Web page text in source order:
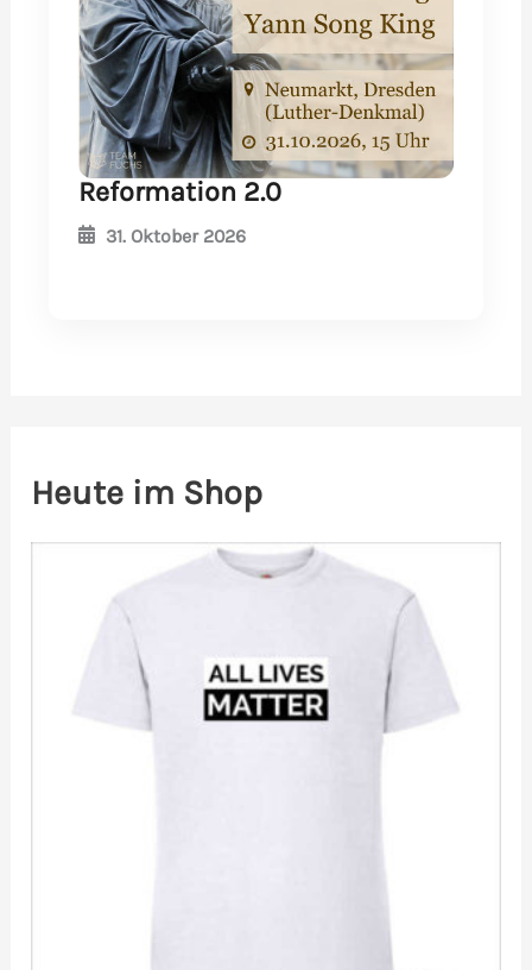
Reformation 2.0
31. Oktober 2026
Heute im Shop